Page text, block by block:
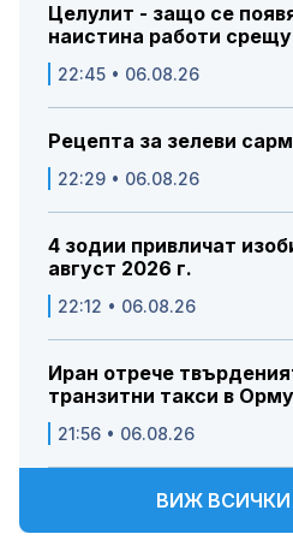
Целулит - защо се
наистина работи
22:45 • 06.08.26
Рецепта за зелеви
22:29 • 06.08.26
4 зодии привличат
август 2026 г.
22:12 • 06.08.26
Иран отрече
транзитни такси в
21:56 • 06.08.26
ВИЖ